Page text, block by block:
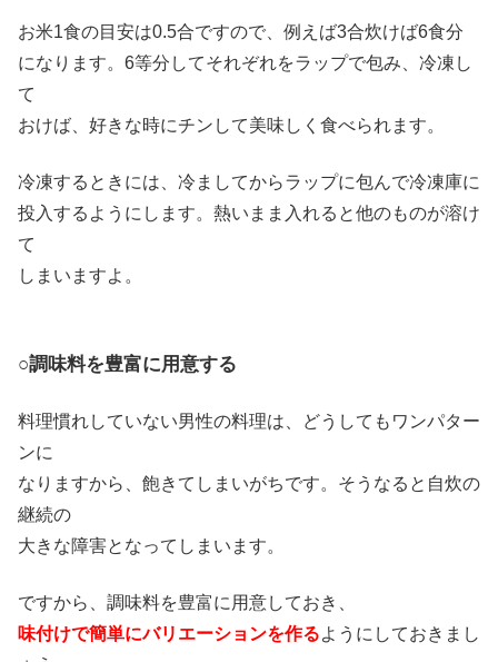
お米1食の目安は0.5合ですので、例えば3合炊けば6食分
になります。6等分してそれぞれをラップで包み、冷凍し
て
おけば、好きな時にチンして美味しく食べられます。
冷凍するときには、冷ましてからラップに包んで冷凍庫に
投入するようにします。熱いまま入れると他のものが溶け
て
しまいますよ。
○調味料を豊富に用意する
料理慣れしていない男性の料理は、どうしてもワンパター
ンに
なりますから、飽きてしまいがちです。そうなると自炊の
継続の
大きな障害となってしまいます。
ですから、調味料を豊富に用意しておき、
味付けで簡単にバリエーションを作るようにしておきまし